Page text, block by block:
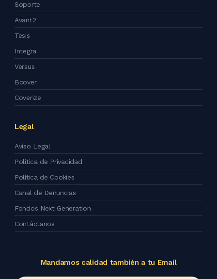
Soporte
Avant2
Tesis
Integra
Versus
Bcover
Coverize
Legal
Aviso Legal
Política de Privacidad
Política de Cookies
Canal de Denuncias
Fondos Next Generation
Contáctanos
Mandamos calidad también a tu Email